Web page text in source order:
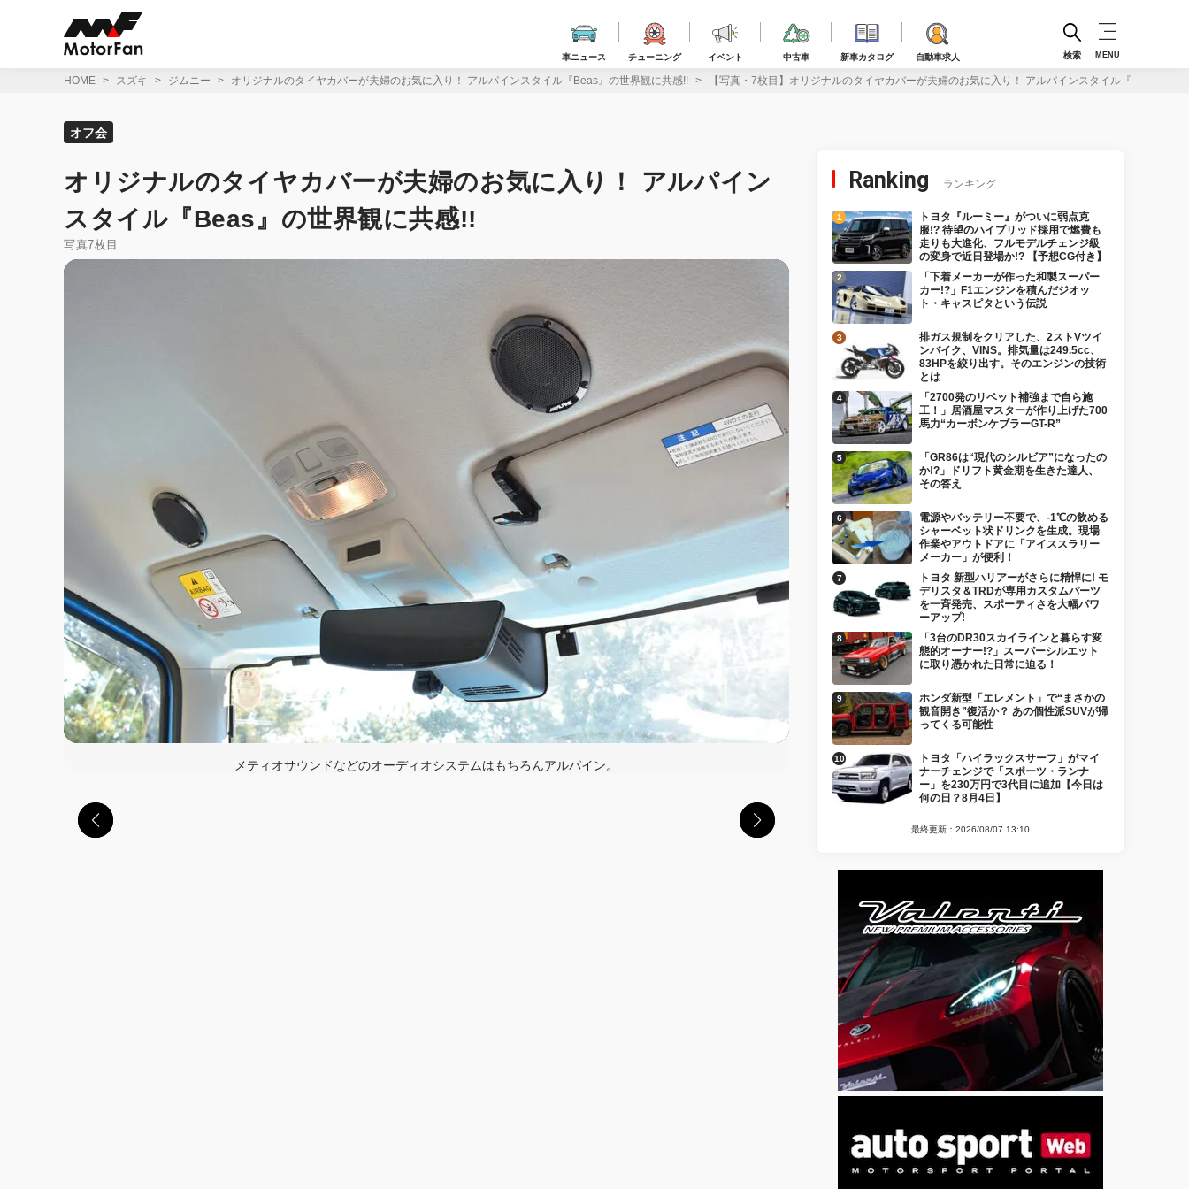
車ニュース チューニング イベント 中古車 新車カタログ 自動車求人 検索 MENU
HOME スズキ ジムニー オリジナルのタイヤカバーが夫婦のお気に入り！ アルパインスタイル『Beas』の世界観に共感!! 【写真・7枚目】オリジナルのタイヤカバーが夫婦のお気に入り！ アルパインスタイル『Beas』の
オフ会
オリジナルのタイヤカバーが夫婦のお気に入り！ アルパイン
スタイル『Beas』の世界観に共感!!
写真7枚目
メティオサウンドなどのオーディオシステムはもちろんアルパイン。
Ranking ランキング
トヨタ『ルーミー』がついに弱点克
服!? 待望のハイブリッド採用で燃費も
走りも大進化、フルモデルチェンジ級
の変身で近日登場か!? 【予想CG付き】
「下着メーカーが作った和製スーパー
カー!?」F1エンジンを積んだジオッ
ト・キャスピタという伝説
排ガス規制をクリアした、2ストVツイ
ンバイク、VINS。排気量は249.5cc、
83HPを絞り出す。そのエンジンの技術
とは
「2700発のリベット補強まで自ら施
工！」居酒屋マスターが作り上げた700
馬力“カーボンケブラーGT-R”
「GR86は“現代のシルビア”になったの
か!?」ドリフト黄金期を生きた達人、
その答え
電源やバッテリー不要で、-1℃の飲める
シャーベット状ドリンクを生成。現場
作業やアウトドアに「アイススラリー
メーカー」が便利！
トヨタ 新型ハリアーがさらに精悍に! モ
デリスタ＆TRDが専用カスタムパーツ
を一斉発売、スポーティさを大幅パワ
ーアップ!
「3台のDR30スカイラインと暮らす変
態的オーナー!?」スーパーシルエット
に取り憑かれた日常に迫る！
ホンダ新型「エレメント」で“まさかの
観音開き”復活か？ あの個性派SUVが帰
ってくる可能性
トヨタ「ハイラックスサーフ」がマイ
ナーチェンジで「スポーツ・ランナ
ー」を230万円で3代目に追加【今日は
何の日？8月4日】
最終更新：2026/08/07 13:10